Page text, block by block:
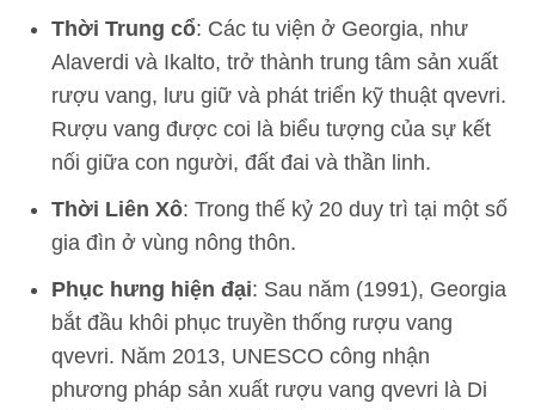
Thời Trung cổ: Các tu viện ở Georgia, như
Alaverdi và Ikalto, trở thành trung tâm sản xuất
rượu vang, lưu giữ và phát triển kỹ thuật qvevri.
Rượu vang được coi là biểu tượng của sự kết
nối giữa con người, đất đai và thần linh.
Thời Liên Xô: Trong thế kỷ 20 duy trì tại một số
gia đìn ở vùng nông thôn.
Phục hưng hiện đại: Sau năm (1991), Georgia
bắt đầu khôi phục truyền thống rượu vang
qvevri. Năm 2013, UNESCO công nhận
phương pháp sản xuất rượu vang qvevri là Di